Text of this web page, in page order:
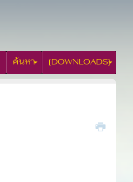
ค้นหา [DOWNLOADS]